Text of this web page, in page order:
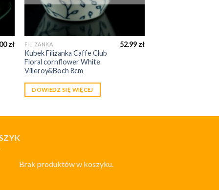
zł FILIŻANKA
Kubek Filiżanka Caffe Club
Floral cornflower White
Villeroy&Boch 8cm
52.99 zł
DOWIEDZ SIĘ WIĘCEJ
Brak produktów w koszyku.